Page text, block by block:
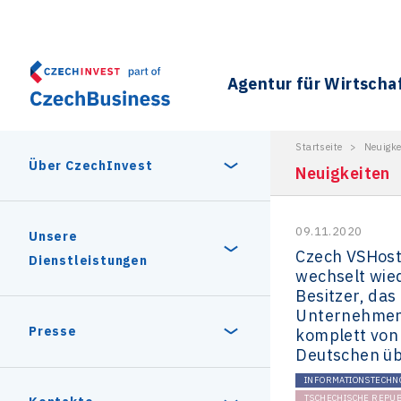
Agentur für
Über CzechInvest
Über uns
Geschichte
Unsere
Dienstleistungen
Gründe zu investieren
Unternehmen in der
Presse
Startseite >
Neuigkeiten
09.11.2020
Czech
wechselt
Besitzer, das
komplett von
Deutschen
TSCHECHISCHE